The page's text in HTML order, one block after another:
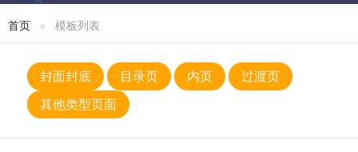
首页 模板列表
封面封底 目录页 内页
过渡页
其他类型页面